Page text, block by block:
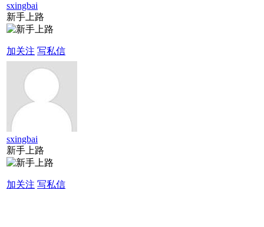
sxingbai
新手上路
加关注 写私信
sxingbai
新手上路
加关注 写私信